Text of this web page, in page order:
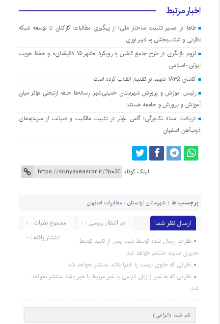
اخبار مرتبط
طاها در مسیر تثبیت ساختار ملی؛ از پیگیری مطالبات کارکنان تا توسعه شبکه
نظارتی و شتاب‌بخشی به فیبر نوری
لزوم بازنگری در طرح جامع کاشان با رویکرد «شهر ۱۵ دقیقه‌ای» و حفظ هویت
ایرانی-اسلامی
کاشان ۱۸۳۵ شهید در تقدیم انقلاب کرده است
رئیس آموزش و پرورش شهرستان خمینی‌شهر: رسانه‌ها حلقه ارتباطی مؤثر میان
آموزش و پرورش و جامعه هستند
دریافت اسناد تک‌برگی؛ گامی مؤثر در تثبیت مالکیت و صیانت از سرمایه‌های
ذوب‌آهن اصفهان
لینک کوتاه
برچسب ها : شهرستان اردستان ،مخابرات اصفهان
ارسال نظر شما مجموع نظرات : 0
در انتظار بررسی : 0
انتشار یافته : 0
نظرات ارسال شده توسط شما، پس از تایید توسط
مدیران سایت منتشر خواهد شد.
نظراتی که حاوی تهمت یا افترا باشد منتشر نخواهد شد.
نظراتی که به غیر از زبان فارسی یا غیر مرتبط با خبر باشد منتشر نخواهد
شد.